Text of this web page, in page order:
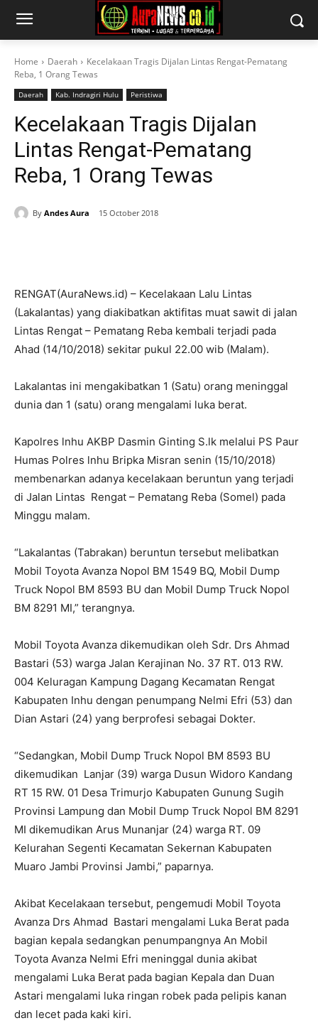
Home Daerah
Kecelakaan Tragis Dijalan Lintas Rengat-Pematang
Reba, 1 Orang Tewas
Daerah Kab. Indragiri Hulu Peristiwa
Kecelakaan Tragis Dijalan
Lintas Rengat-Pematang
Reba, 1 Orang Tewas
By Andes Aura 15 October 2018
RENGAT(AuraNews.id) – Kecelakaan Lalu Lintas
(Lakalantas) yang diakibatkan aktifitas muat sawit di jalan
Lintas Rengat – Pematang Reba kembali terjadi pada
Ahad (14/10/2018) sekitar pukul 22.00 wib (Malam).
Lakalantas ini mengakibatkan 1 (Satu) orang meninggal
dunia dan 1 (satu) orang mengalami luka berat.
Kapolres lnhu AKBP Dasmin Ginting S.lk melalui PS Paur
Humas Polres lnhu Bripka Misran senin (15/10/2018)
membenarkan adanya kecelakaan beruntun yang terjadi
di Jalan Lintas Rengat – Pematang Reba (Somel) pada
Minggu malam.
“Lakalantas (Tabrakan) beruntun tersebut melibatkan
Mobil Toyota Avanza Nopol BM 1549 BQ, Mobil Dump
Truck Nopol BM 8593 BU dan Mobil Dump Truck Nopol
BM 8291 MI,” terangnya.
Mobil Toyota Avanza dikemudikan oleh Sdr. Drs Ahmad
Bastari (53) warga Jalan Kerajinan No. 37 RT. 013 RW.
004 Keluragan Kampung Dagang Kecamatan Rengat
Kabupaten Inhu dengan penumpang Nelmi Efri (53) dan
Dian Astari (24) yang berprofesi sebagai Dokter.
“Sedangkan, Mobil Dump Truck Nopol BM 8593 BU
dikemudikan Lanjar (39) warga Dusun Widoro Kandang
RT 15 RW. 01 Desa Trimurjo Kabupaten Gunung Sugih
Provinsi Lampung dan Mobil Dump Truck Nopol BM 8291
MI dikemudikan Arus Munanjar (24) warga RT. 09
Kelurahan Segenti Kecamatan Sekernan Kabupaten
Muaro Jambi Provinsi Jambi,” paparnya.
Akibat Kecelakaan tersebut, pengemudi Mobil Toyota
Avanza Drs Ahmad Bastari mengalami Luka Berat pada
bagian kepala sedangkan penumpangnya An Mobil
Toyota Avanza Nelmi Efri meninggal dunia akibat
mengalami Luka Berat pada bagian Kepala dan Duan
Astari mengalami luka ringan robek pada pelipis kanan
dan lecet pada kaki kiri.